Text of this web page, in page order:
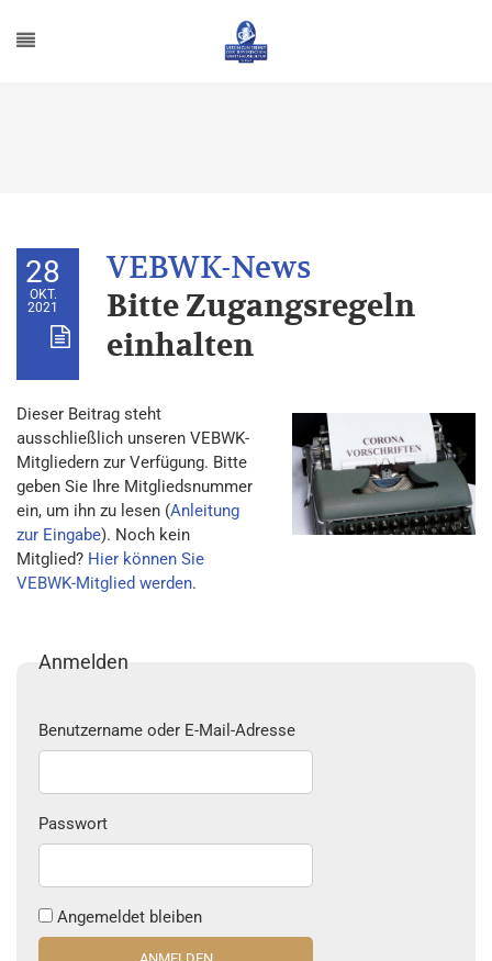
28
OKT.
2021
Bitte Zugangsregeln
einhalten
Dieser Beitrag steht
ausschließlich unseren VEBWK-
Mitgliedern zur Verfügung. Bitte
geben Sie Ihre Mitgliedsnummer
ein, um ihn zu lesen (Anleitung
zur Eingabe). Noch kein
Mitglied? Hier können Sie
VEBWK-Mitglied werden.
Anmelden
Benutzername oder E-Mail-Adresse
Passwort
Angemeldet bleiben